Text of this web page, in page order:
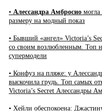
• Алессандра Амбросио могла
размеру на модный показ
• Бывший «ангел» Victoria’s
со своим возлюбленным. Топ
супермодели
• Конфуз на пляже: у
выскочила грудь. Топ самых
Victoria’s Secret Алессандры
• Хейли обеспокоена: